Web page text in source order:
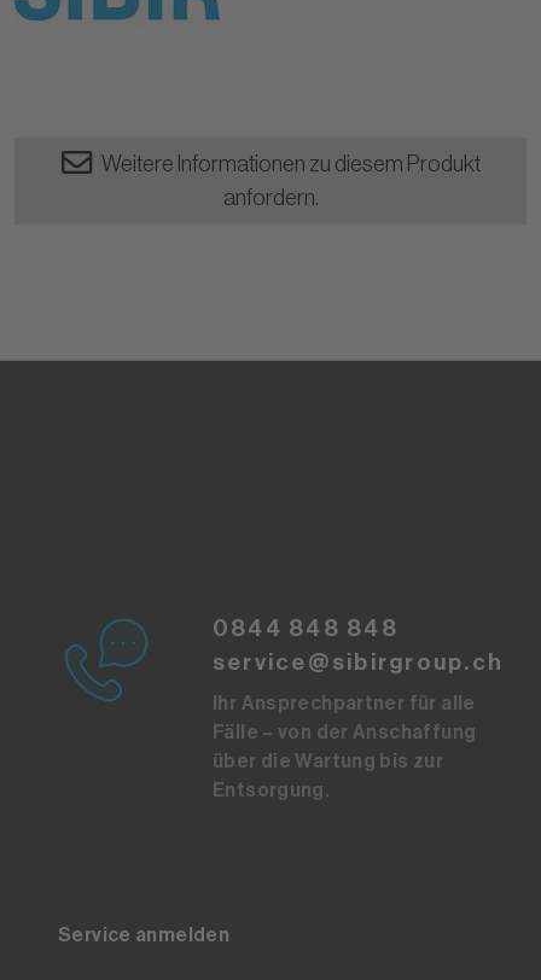
Weitere Informationen zu diesem Produkt
anfordern.
0844 848 848
service@sibirgroup.ch
Ihr Ansprechpartner für alle
Fälle – von der Anschaffung
über die Wartung bis zur
Entsorgung.
Service anmelden